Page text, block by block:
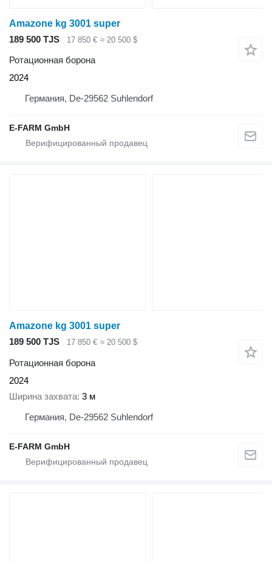
Amazone kg 3001 super
189 500 TJS
17 850 € ≈ 20 500 $
Ротационная борона
2024
Германия, De-29562 Suhlendorf
E-FARM GmbH
Amazone kg 3001 super
189 500 TJS
17 850 € ≈ 20 500 $
Ротационная борона
2024
Ширина захвата 3 м
Германия, De-29562 Suhlendorf
E-FARM GmbH